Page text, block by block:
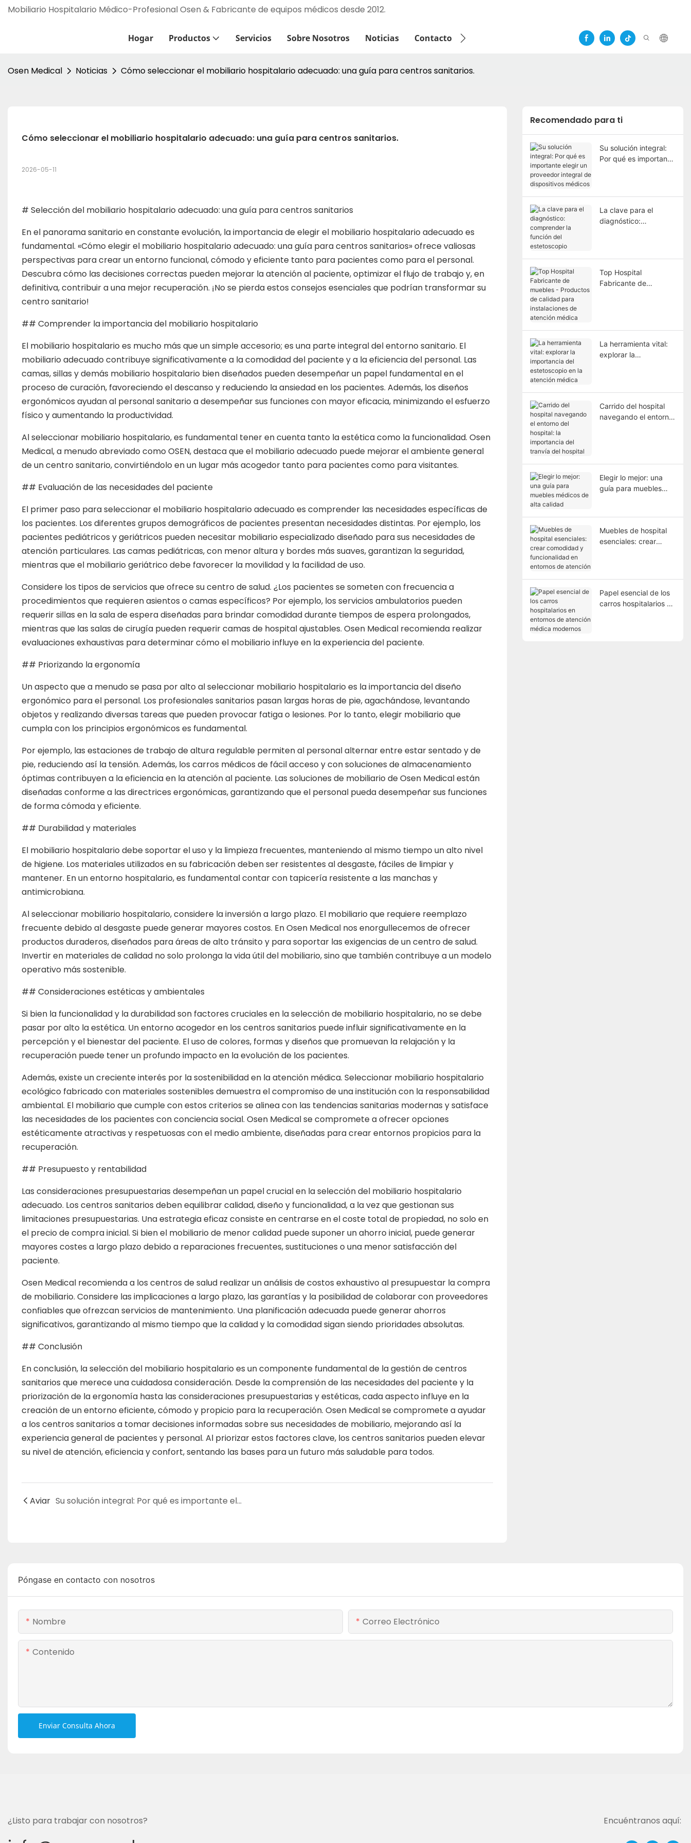
Mobiliario Hospitalario Médico-Profesional Osen & Fabricante de equipos médicos desde 2012.
Hogar Productos Servicios Sobre Nosotros Noticias Contacto
Osen Medical Noticias Cómo seleccionar el mobiliario hospitalario adecuado: una guía para centros sanitarios.
Cómo seleccionar el mobiliario hospitalario adecuado: una guía para centros sanitarios.
2026-05-11
# Selección del mobiliario hospitalario adecuado: una guía para centros sanitarios
En el panorama sanitario en constante evolución, la importancia de elegir el mobiliario hospitalario adecuado es
fundamental. «Cómo elegir el mobiliario hospitalario adecuado: una guía para centros sanitarios» ofrece valiosas
perspectivas para crear un entorno funcional, cómodo y eficiente tanto para pacientes como para el personal.
Descubra cómo las decisiones correctas pueden mejorar la atención al paciente, optimizar el flujo de trabajo y, en
definitiva, contribuir a una mejor recuperación. ¡No se pierda estos consejos esenciales que podrían transformar su
centro sanitario!
## Comprender la importancia del mobiliario hospitalario
El mobiliario hospitalario es mucho más que un simple accesorio; es una parte integral del entorno sanitario. El
mobiliario adecuado contribuye significativamente a la comodidad del paciente y a la eficiencia del personal. Las
camas, sillas y demás mobiliario hospitalario bien diseñados pueden desempeñar un papel fundamental en el
proceso de curación, favoreciendo el descanso y reduciendo la ansiedad en los pacientes. Además, los diseños
ergonómicos ayudan al personal sanitario a desempeñar sus funciones con mayor eficacia, minimizando el esfuerzo
físico y aumentando la productividad.
Al seleccionar mobiliario hospitalario, es fundamental tener en cuenta tanto la estética como la funcionalidad. Osen
Medical, a menudo abreviado como OSEN, destaca que el mobiliario adecuado puede mejorar el ambiente general
de un centro sanitario, convirtiéndolo en un lugar más acogedor tanto para pacientes como para visitantes.
## Evaluación de las necesidades del paciente
El primer paso para seleccionar el mobiliario hospitalario adecuado es comprender las necesidades específicas de
los pacientes. Los diferentes grupos demográficos de pacientes presentan necesidades distintas. Por ejemplo, los
pacientes pediátricos y geriátricos pueden necesitar mobiliario especializado diseñado para sus necesidades de
atención particulares. Las camas pediátricas, con menor altura y bordes más suaves, garantizan la seguridad,
mientras que el mobiliario geriátrico debe favorecer la movilidad y la facilidad de uso.
Considere los tipos de servicios que ofrece su centro de salud. ¿Los pacientes se someten con frecuencia a
procedimientos que requieren asientos o camas específicos? Por ejemplo, los servicios ambulatorios pueden
requerir sillas en la sala de espera diseñadas para brindar comodidad durante tiempos de espera prolongados,
mientras que las salas de cirugía pueden requerir camas de hospital ajustables. Osen Medical recomienda realizar
evaluaciones exhaustivas para determinar cómo el mobiliario influye en la experiencia del paciente.
## Priorizando la ergonomía
Un aspecto que a menudo se pasa por alto al seleccionar mobiliario hospitalario es la importancia del diseño
ergonómico para el personal. Los profesionales sanitarios pasan largas horas de pie, agachándose, levantando
objetos y realizando diversas tareas que pueden provocar fatiga o lesiones. Por lo tanto, elegir mobiliario que
cumpla con los principios ergonómicos es fundamental.
Por ejemplo, las estaciones de trabajo de altura regulable permiten al personal alternar entre estar sentado y de
pie, reduciendo así la tensión. Además, los carros médicos de fácil acceso y con soluciones de almacenamiento
óptimas contribuyen a la eficiencia en la atención al paciente. Las soluciones de mobiliario de Osen Medical están
diseñadas conforme a las directrices ergonómicas, garantizando que el personal pueda desempeñar sus funciones
de forma cómoda y eficiente.
## Durabilidad y materiales
El mobiliario hospitalario debe soportar el uso y la limpieza frecuentes, manteniendo al mismo tiempo un alto nivel
de higiene. Los materiales utilizados en su fabricación deben ser resistentes al desgaste, fáciles de limpiar y
mantener. En un entorno hospitalario, es fundamental contar con tapicería resistente a las manchas y
antimicrobiana.
Al seleccionar mobiliario hospitalario, considere la inversión a largo plazo. El mobiliario que requiere reemplazo
frecuente debido al desgaste puede generar mayores costos. En Osen Medical nos enorgullecemos de ofrecer
productos duraderos, diseñados para áreas de alto tránsito y para soportar las exigencias de un centro de salud.
Invertir en materiales de calidad no solo prolonga la vida útil del mobiliario, sino que también contribuye a un modelo
operativo más sostenible.
## Consideraciones estéticas y ambientales
Si bien la funcionalidad y la durabilidad son factores cruciales en la selección de mobiliario hospitalario, no se debe
pasar por alto la estética. Un entorno acogedor en los centros sanitarios puede influir significativamente en la
percepción y el bienestar del paciente. El uso de colores, formas y diseños que promuevan la relajación y la
recuperación puede tener un profundo impacto en la evolución de los pacientes.
Además, existe un creciente interés por la sostenibilidad en la atención médica. Seleccionar mobiliario hospitalario
ecológico fabricado con materiales sostenibles demuestra el compromiso de una institución con la responsabilidad
ambiental. El mobiliario que cumple con estos criterios se alinea con las tendencias sanitarias modernas y satisface
las necesidades de los pacientes con conciencia social. Osen Medical se compromete a ofrecer opciones
estéticamente atractivas y respetuosas con el medio ambiente, diseñadas para crear entornos propicios para la
recuperación.
## Presupuesto y rentabilidad
Las consideraciones presupuestarias desempeñan un papel crucial en la selección del mobiliario hospitalario
adecuado. Los centros sanitarios deben equilibrar calidad, diseño y funcionalidad, a la vez que gestionan sus
limitaciones presupuestarias. Una estrategia eficaz consiste en centrarse en el coste total de propiedad, no solo en
el precio de compra inicial. Si bien el mobiliario de menor calidad puede suponer un ahorro inicial, puede generar
mayores costes a largo plazo debido a reparaciones frecuentes, sustituciones o una menor satisfacción del
paciente.
Osen Medical recomienda a los centros de salud realizar un análisis de costos exhaustivo al presupuestar la compra
de mobiliario. Considere las implicaciones a largo plazo, las garantías y la posibilidad de colaborar con proveedores
confiables que ofrezcan servicios de mantenimiento. Una planificación adecuada puede generar ahorros
significativos, garantizando al mismo tiempo que la calidad y la comodidad sigan siendo prioridades absolutas.
## Conclusión
En conclusión, la selección del mobiliario hospitalario es un componente fundamental de la gestión de centros
sanitarios que merece una cuidadosa consideración. Desde la comprensión de las necesidades del paciente y la
priorización de la ergonomía hasta las consideraciones presupuestarias y estéticas, cada aspecto influye en la
creación de un entorno eficiente, cómodo y propicio para la recuperación. Osen Medical se compromete a ayudar
a los centros sanitarios a tomar decisiones informadas sobre sus necesidades de mobiliario, mejorando así la
experiencia general de pacientes y personal. Al priorizar estos factores clave, los centros sanitarios pueden elevar
su nivel de atención, eficiencia y confort, sentando las bases para un futuro más saludable para todos.
Aviar Su solución integral: Por qué es importante elegir un proveedor integral de dispositivos médicos
Recomendado para ti
Su solución integral:
Por qué es importante
La clave para el
diagnóstico:
Top Hospital
Fabricante de
La herramienta vital:
explorar la
Carrido del hospital
navegando el entorno
Elegir lo mejor: una
guía para muebles
Muebles de hospital
esenciales: crear
Papel esencial de los
carros hospitalarios en
Póngase en contacto con nosotros
Nombre Correo Electrónico
Contenido
Enviar Consulta Ahora
¿Listo para trabajar con nosotros? Encuéntranos aquí: